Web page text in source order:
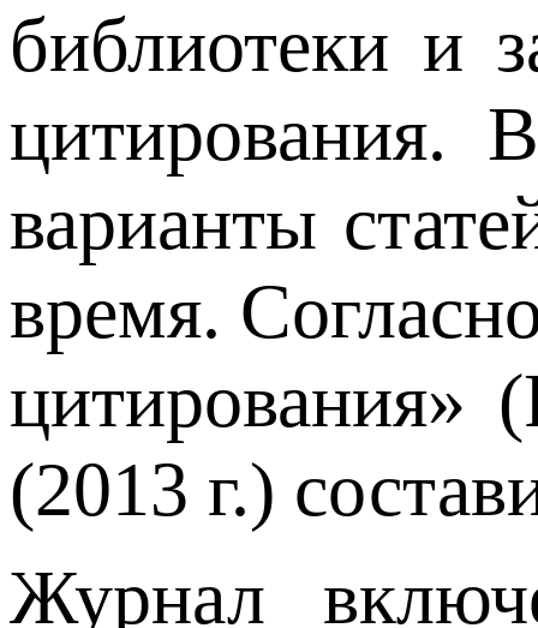
библиотеки и
цитирования.
варианты
время.
цитирования»
(2013 г.)
Журнал